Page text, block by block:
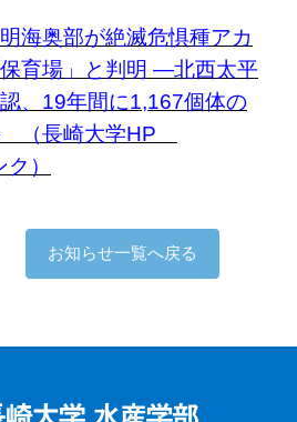
海奥部が絶滅危惧種アカ
育場」と判明 —北西太平
、19年間に1,167個体の
（長崎大学HP
）
お知らせ一覧へ戻る